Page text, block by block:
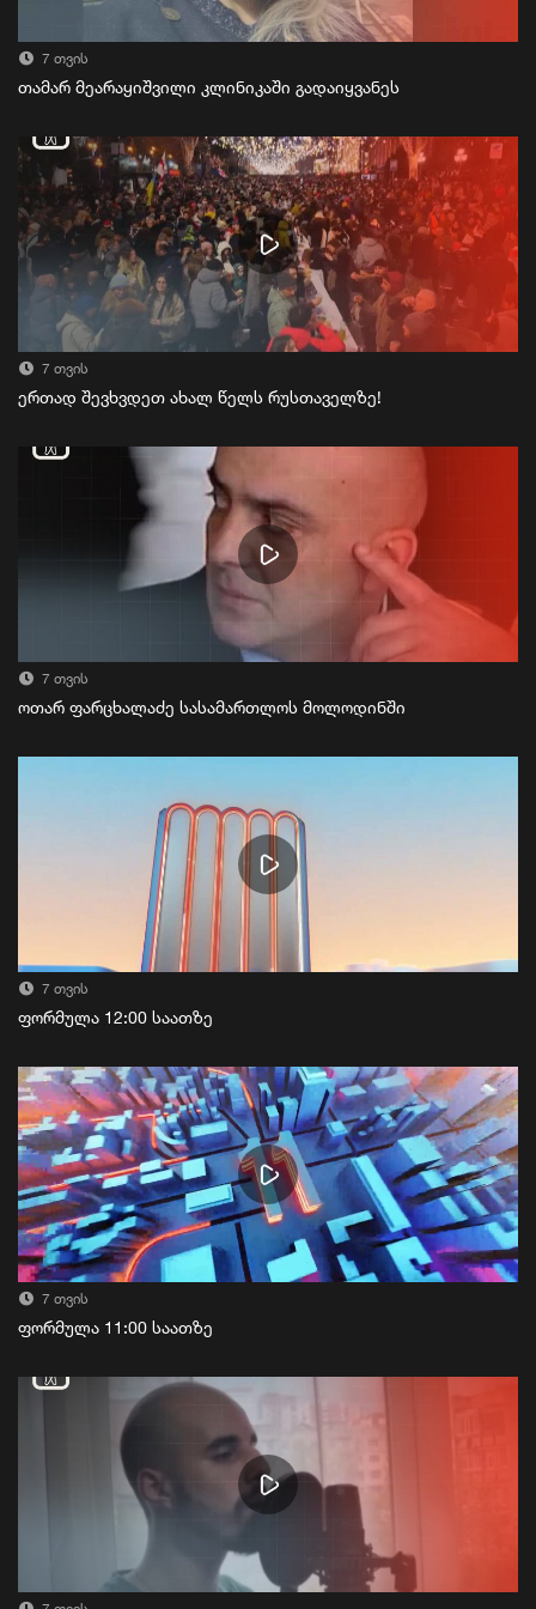
7 თვის
თამარ მეარაყიშვილი კლინიკაში გადაიყვანეს
7 თვის
ერთად შევხვდეთ ახალ წელს რუსთაველზე!
7 თვის
ოთარ ფარცხალაძე სასამართლოს მოლოდინში
7 თვის
ფორმულა 12:00 საათზე
7 თვის
ფორმულა 11:00 საათზე